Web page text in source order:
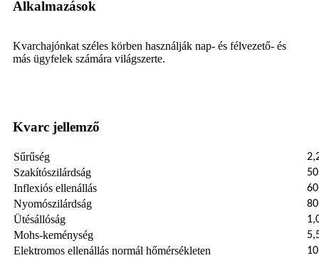
Alkalmazások
Kvarchajónkat széles körben használják nap- és félvezető- és
más ügyfelek számára világszerte.
Kvarc jellemző
Sűrűség
Szakítószilárdság
Inflexiós ellenállás
Nyomószilárdság
Ütésállóság
Mohs-keménység
Elektromos ellenállás normál hőmérsékleten